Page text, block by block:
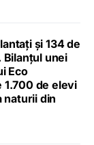
și 134 de
unei
Eco
1.700 de elevi
naturii din